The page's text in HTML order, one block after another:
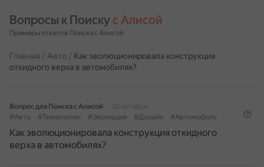
Вопросы к Поиску с Алисой
Примеры ответов Поиска с Алисой
Главная / Авто / Как эволюционировала конструкция
откидного верха в автомобилях?
Вопрос для Поиска с Алисой
20 октября
#Авто
#Технологии #Эволюция #Дизайн #Автомобиль
Как эволюционировала конструкция откидного
верха в автомобилях?